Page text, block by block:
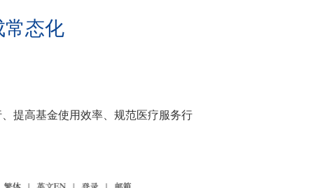
态化
提高基金使用效率、规范医疗服务行